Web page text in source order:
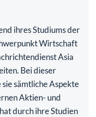
ihres Studiums der
Wirtschaft
Asia
Bei dieser
sämtliche Aspekte
Aktien- und
durch ihre Studien